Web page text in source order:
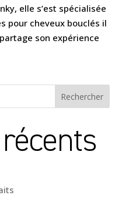
elle s’est spécialisée
pour cheveux bouclés il
son expérience
Rechercher